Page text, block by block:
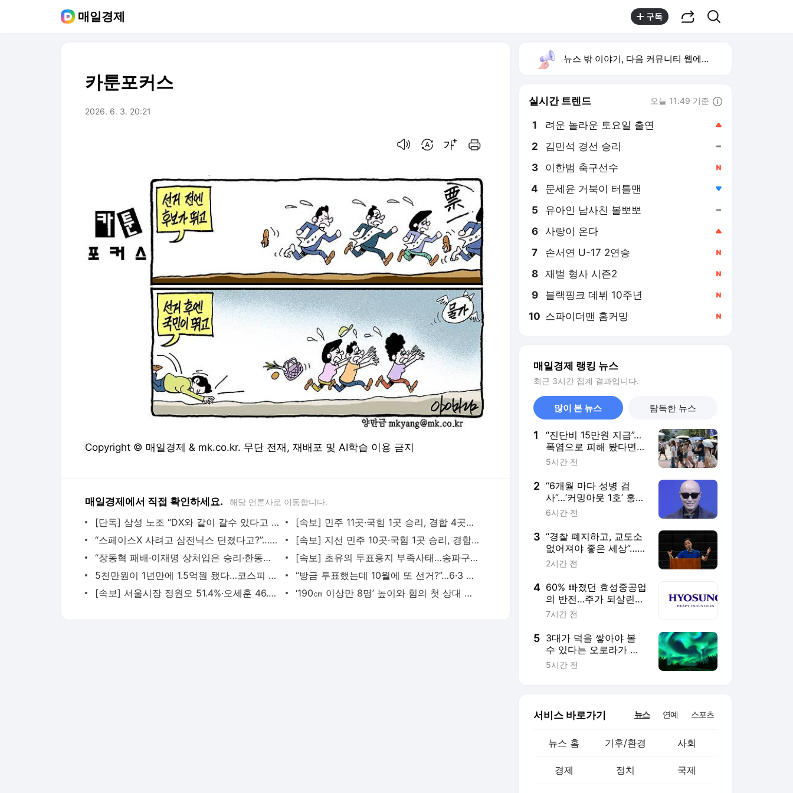
매일경제 구독
카툰포커스
2026. 6. 3. 20:21
Copyright © 매일경제 & mk.co.kr. 무단 전재, 재배포 및 AI학습 이용 금지
매일경제에서 직접 확인하세요. 해당 언론사로 이동합니다.
[단독] 삼성 노조 “DX와 같이 갈수 있다고 생각한 게 오만…DS 먼저 챙기겠다” - 매일경제
[속보] 민주 11곳·국힘 1곳 승리, 경합 4곳…방송3사 출구조사 - 매일경제
“스페이스X 사려고 삼전닉스 던졌다고?”…외국인 매도폭탄 한 발 더 남았다 - 매일경제
[속보] 지선 민주 10곳·국힘 1곳 승리, 경합 5곳…JTBC 예측조사 - 매일경제
“장동혁 패배·이재명 상처입은 승리·한동훈 소생”…조갑제 예상 선거 결과가 - 매일경제
[속보] 초유의 투표용지 부족사태…송파구서 100여명 대기 - 매일경제
5천만원이 1년만에 1.5억원 됐다…코스피 새역사에 이재명 대통령도 ‘활짝’ - 매일경제
“방금 투표했는데 10월에 또 선거?”…6·3 지선 이후 남은 정치일정 - 매일경제
[속보] 서울시장 정원오 51.4%·오세훈 46.0%…방송3사 출구조사 - 매일경제
‘190㎝ 이상만 8명’ 높이와 힘의 첫 상대 체코…홍명보호, ‘속도와 기술’ 빛나야 할 때 [김영
뉴스 밖 이야기, 다음 커뮤니티 웹에서 보기
실시간 트렌드 오늘 11:49 기준
1 려운 놀라운 토요일 출연
2 김민석 경선 승리
3 이한범 축구선수
4 문세윤 거북이 터틀맨
5 유아인 남사친 볼뽀뽀
6 사랑이 온다
7 손서연 U-17 2연승
8 재벌 형사 시즌2
9 블랙핑크 데뷔 10주년
10 스파이더맨 홈커밍
매일경제 랭킹 뉴스
최근 3시간 집계 결과입니다.
많이 본 뉴스 탐독한 뉴스
1
“진단비 15만원 지급”…
폭염으로 피해 봤다면
보험이 보장한다는데
5시간 전
2 “6개월 마다 성병 검
사”…‘커밍아웃 1호’ 홍석
천, HIV·에이즈 예방 중
6시간 전
3 “경찰 폐지하고, 교도소
없어져야 좋은 세상”…프
란체스카 홍 과거 발언
2시간 전
4 60% 빠졌던 효성중공업
의 반전…주가 되살린
‘12조 수주’의 힘 [이주
7시간 전
5 3대가 덕을 쌓아야 볼
수 있다는 오로라가 연
중 240일 넘게 뜬다는
5시간 전
서비스 바로가기 뉴스 연예 스포츠
뉴스 홈 기후/환경 사회
경제 정치 국제